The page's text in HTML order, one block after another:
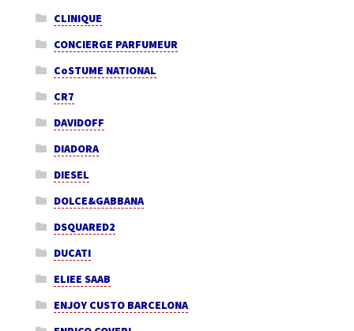
CLINIQUE
CONCIERGE PARFUMEUR
CoSTUME NATIONAL
CR7
DAVIDOFF
DIADORA
DIESEL
DOLCE&GABBANA
DSQUARED2
DUCATI
ELIEE SAAB
ENJOY CUSTO BARCELONA